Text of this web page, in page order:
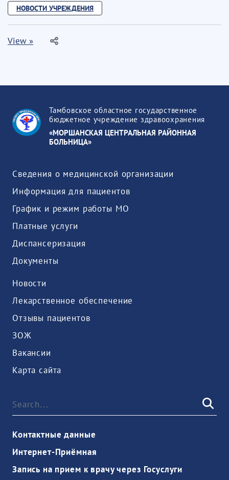
НОВОСТИ УЧРЕЖДЕНИЯ
View »
Тамбовское областное государственное
бюджетное учреждение здравоохранения
«МОРШАНСКАЯ ЦЕНТРАЛЬНАЯ РАЙОННАЯ
БОЛЬНИЦА»
Сведения о медицинской организации
Информация для пациентов
График и режим работы МО
Платные услуги
Диспансеризация
Документы
Новости
Лекарственное обеспечение
Отзывы пациентов
ЗОЖ
Вакансии
Карта сайта
Контактные данные
Интернет-Приёмная
Запись на прием к врачу через Госуслуги